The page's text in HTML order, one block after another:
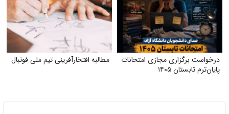
درخواست برگزاری مجازی امتحانات
پایان‌ترم تابستان ۱۴۰۵
مطالبه افتخارآفرینی تیم ملی فوتبال